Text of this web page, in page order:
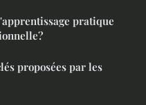
pratique
proposées par les